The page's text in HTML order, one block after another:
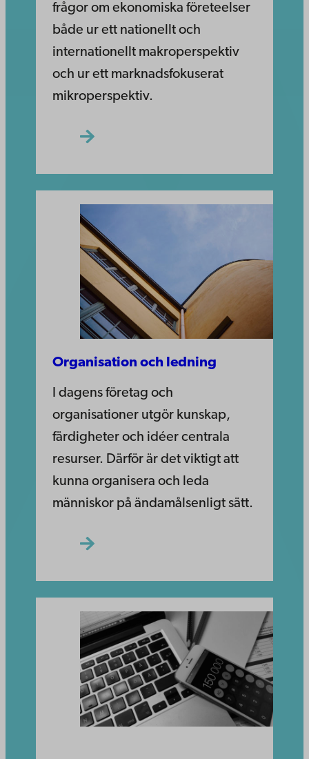
frågor om ekonomiska företeelser
både ur ett nationellt och
internationellt makroperspektiv
och ur ett marknadsfokuserat
mikroperspektiv.
Organisation och ledning
I dagens företag och
organisationer utgör kunskap,
färdigheter och idéer centrala
resurser. Därför är det viktigt att
kunna organisera och leda
människor på ändamålsenligt sätt.